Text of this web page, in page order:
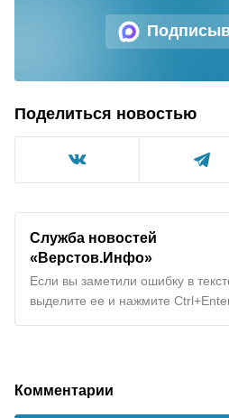
Поделиться новостью
Служба новостей
«Верстов.Инфо»
Если вы заметили ошибку в
выделите ее и нажмите
Комментарии